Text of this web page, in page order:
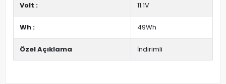
Volt : 11.1V
Wh : 49Wh
Özel Açıklama İndirimli